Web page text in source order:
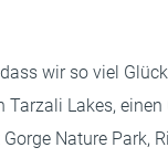
wir so viel
Lakes,
Nature Park,